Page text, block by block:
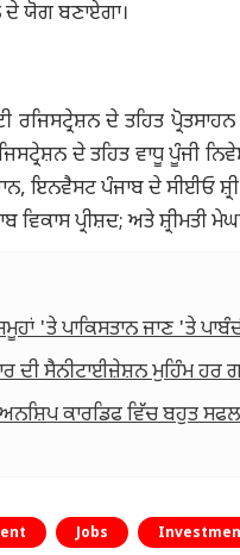
ਯੋਗ ਬਣਾਏਗਾ।
ਰਜਿਸਟ੍ਰੇਸ਼ਨ ਦੇ ਤਹਿਤ
ਦੇ ਤਹਿਤ ਵਾਧੂ ਪੂੰਜੀ
ਇਨਵੈਸਟ ਪੰਜਾਬ ਦੇ ਸੀਈਓ
ਵਿਕਾਸ ਪ੍ਰੀਸ਼ਦ; ਅਤੇ
'ਤੇ ਪਾਕਿਸਤਾਨ ਜਾਣ 'ਤੇ
ਦੀ ਸੈਨੀਟਾਈਜ਼ੇਸ਼ਨ ਮੁਹਿੰਮ
ਕਾਰਡਿਫ ਵਿੱਚ ਬਹੁਤ
Jobs